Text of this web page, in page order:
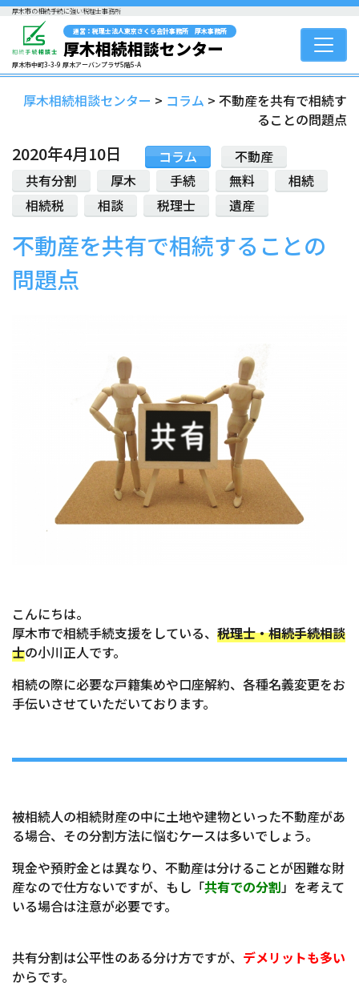
厚木市の相続手続に強い税理士事務所
運営：税理士法人東京さくら会計事務所 厚木事務所
厚木相続相談センター
厚木市中町3-3-9 厚木アーバンプラザ5階5-A
厚木相続相談センター > コラム > 不動産を共有で相続す
ることの問題点
2020年4月10日 コラム
不動産
共有分割
厚木 手続 無料
相続
相続税
相談 税理士 遺産
不動産を共有で相続することの
問題点
こんにちは。
厚木市で相続手続支援をしている、 税理士・相続手続相談
士の小川正人です。
相続の際に必要な戸籍集めや口座解約、各種名義変更をお
手伝いさせていただいております。
被相続人の相続財産の中に土地や建物といった不動産があ
る場合、その分割方法に悩むケースは多いでしょう。
現金や預貯金とは異なり、不動産は分けることが困難な財
産なので仕方ないですが、もし「共有での分割」を考えて
いる場合は注意が必要です。
共有分割は公平性のある分け方ですが、 デメリットも多い
からです。